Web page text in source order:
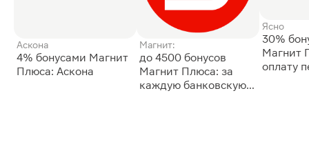
Аскона
4% бонусами Магнит
Плюса: Аскона
Магнит:
до 4500 бонусов
Магнит Плюса: за
каждую банковскую
Ясно
30%
Магнит
оплату